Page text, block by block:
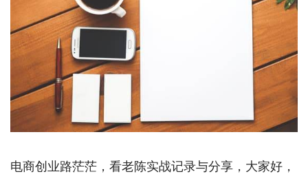
电商创业路茫茫，看老陈实战记录与分享，大家好，